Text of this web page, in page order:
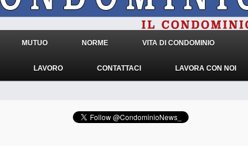
MUTUO NORME VITA DI CONDOMINIO
LAVORO CONTATTACI LAVORA CON NOI